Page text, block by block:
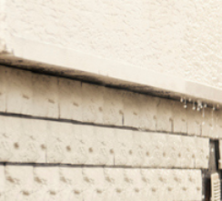
Architect
Asbest
Bestrating
Cv-ketels